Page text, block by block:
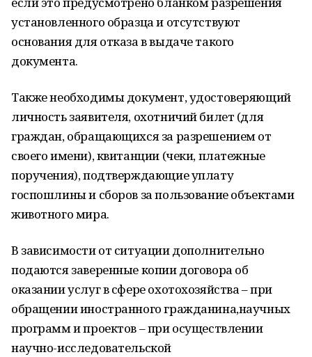
установленного образца и отсутствуют
основания для отказа в выдаче такого
документа.
Также необходимы документ, удостоверяющий
личность заявителя, охотничий билет (для
граждан, обращающихся за разрешением от
своего имени), квитанции (чеки, платежные
поручения), подтверждающие уплату
госпошлины и сборов за пользование объектами
животного мира.
В зависимости от ситуации дополнительно
подаются заверенные копии договора об
оказании услуг в сфере охотохозяйства – при
обращении иностранного гражданина,научных
программ и проектов – при осуществлении
научно-исследовательской